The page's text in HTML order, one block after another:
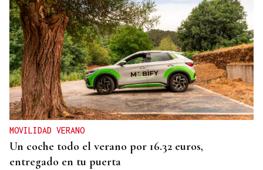
MOVILIDAD VERANO
Un coche todo el verano por 16.32 euros,
entregado en tu puerta